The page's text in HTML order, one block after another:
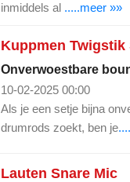
inmiddels al .....meer »»
Kuppmen Twigstik
Onverwoestbare
10-02-2025 00:00
Als je een setje bijna
drumrods zoekt, ben je
Lauten Snare Mic